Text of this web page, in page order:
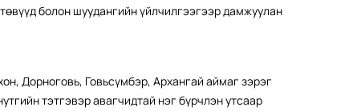
болон шуудангийн үйлчилгээгээр дамжуулан
Дорноговь, Говьсүмбэр, Архангай аймаг зэрэг
тэтгэвэр авагчидтай нэг бүрчлэн утсаар